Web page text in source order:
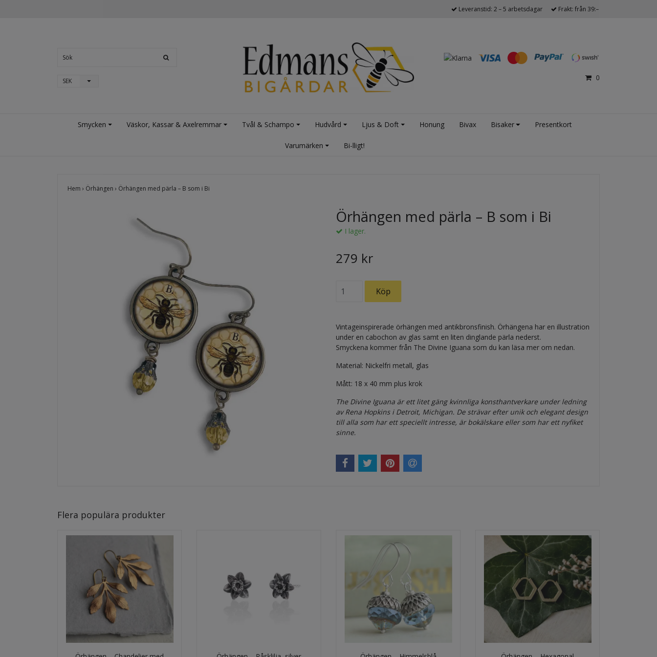
Leveranstid: 2 – 5 arbetsdagar Frakt: från 39:–
SEK 0
Smycken Väskor, Kassar & Axelremmar Tvål & Schampo Hudvård Ljus & Doft Honung Bivax Bisaker Presentkort
Varumärken Bi-lligt!
Hem › Örhängen › Örhängen med pärla – B som i Bi
Örhängen med pärla – B som i Bi
I lager.
279 kr
Vintageinspirerade örhängen med antikbronsfinish. Örhängena har en illustration
under en cabochon av glas samt en liten dinglande pärla nederst.
Smyckena kommer från The Divine Iguana som du kan läsa mer om nedan.
Material: Nickelfri metall, glas
Mått: 18 x 40 mm plus krok
The Divine Iguana är ett litet gäng kvinnliga konsthantverkare under ledning
av Rena Hopkins i Detroit, Michigan. De strävar efter unik och elegant design
till alla som har ett speciellt intresse, är bokälskare eller som har ett nyfiket
sinne.
Flera populära produkter